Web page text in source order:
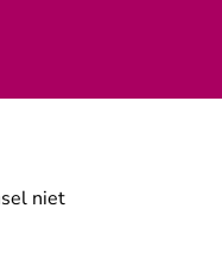
niet